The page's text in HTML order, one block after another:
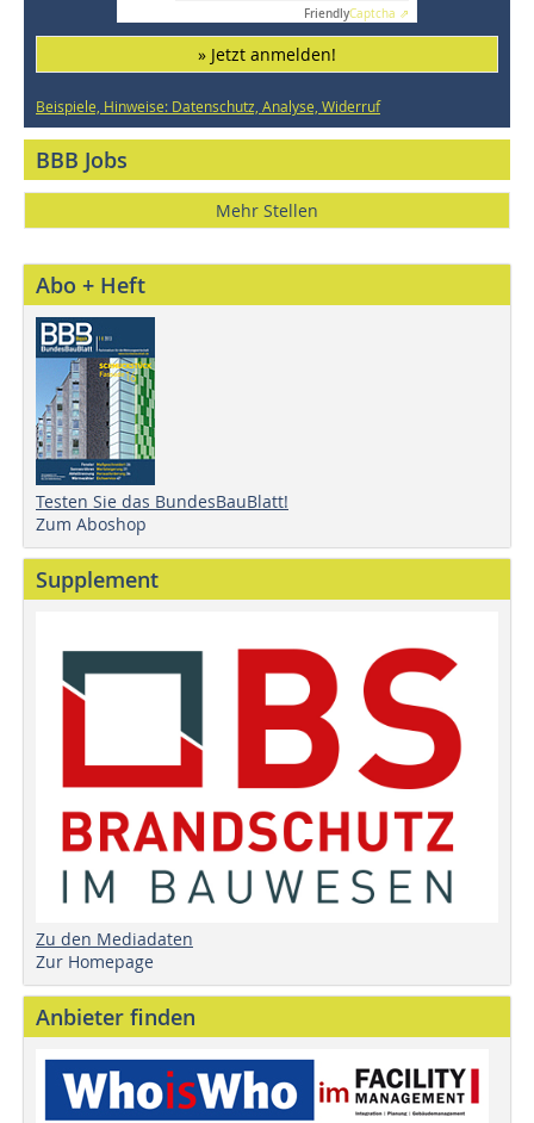
FriendlyCaptcha ⇗
» Jetzt anmelden!
Beispiele, Hinweise: Datenschutz, Analyse, Widerruf
BBB Jobs
Mehr Stellen
Abo + Heft
Testen Sie das BundesBauBlatt!
Zum Aboshop
Supplement
Zu den Mediadaten
Zur Homepage
Anbieter finden